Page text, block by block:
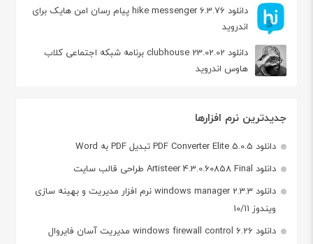
دانلود hike messenger 6.3.76 پیام‌ رسان‌ امن هایک برای
اندروید
دانلود clubhouse 23.02.02 برنامه شبکه اجتماعی کلاب
هاوس اندروید
جدیدترین نرم افزارها
دانلود PDF Converter Elite 5.0.5 تبدیل PDF به Word
دانلود Artisteer 4.3.0.60858 Final طراحی قالب سایت
دانلود windows manager 2.3.3 نرم افزار مدیریت و بهینه سازی
ویندوز 10/11
دانلود windows firewall control 6.26 مدیریت آسان فایروال